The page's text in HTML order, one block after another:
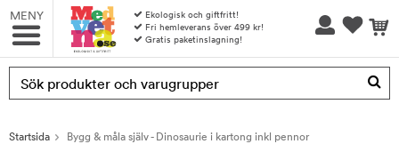
MENY
Ekologisk och giftfritt!
Fri hemleverans över 499 kr!
Gratis paketinslagning!
Produkten har blivit tillagd i varukorgen
Startsida Bygg & måla själv - Dinosaurie i kartong inkl pennor